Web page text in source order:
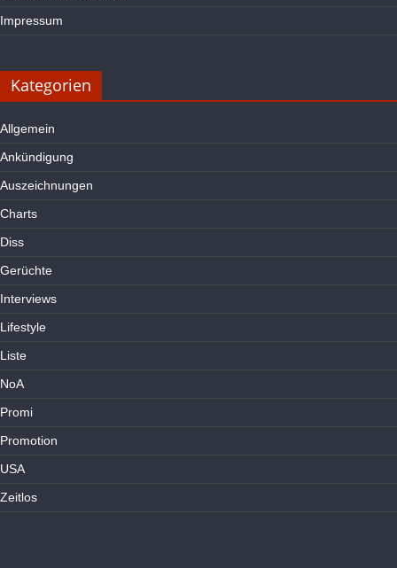
Impressum
Kategorien
Allgemein
Ankündigung
Auszeichnungen
Charts
Diss
Gerüchte
Interviews
Lifestyle
Liste
NoA
Promi
Promotion
USA
Zeitlos